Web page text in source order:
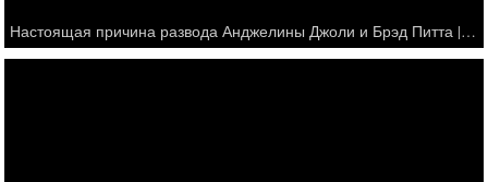
Настоящая причина развода Анджелины Джоли и Брэд Питта || Реакция друзей и родственников